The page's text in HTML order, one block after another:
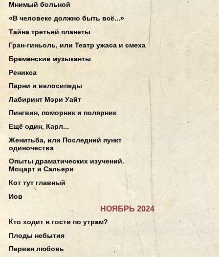
Мнимый больной
«В человеке должно быть всё...»
Тайна третьей планеты
Гран-гиньоль, или Театр ужаса и смеха
Бременские музыканты
Реникса
Парни и велосипеды
Лабиринт Мэри Уайт
Пингвин, поморник и полярник
Ещё один, Карл...
Женитьба, или Последний пункт
одиночества
Опыты драматических изучений.
Моцарт и Сальери
Кот тут главный
Иов
НОЯБРЬ 2024
Кто ходит в гости по утрам?
Плоды небытия
Первая любовь